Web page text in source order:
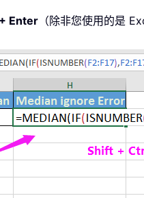
Enter （除非您使用的是